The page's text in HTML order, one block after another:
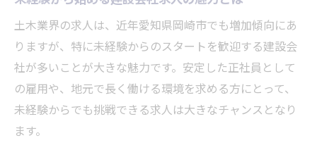
土木業界の求人は、近年愛知県岡崎市でも増加傾向にあ
りますが、特に未経験からのスタートを歓迎する建設会
社が多いことが大きな魅力です。安定した正社員として
の雇用や、地元で長く働ける環境を求める方にとって、
未経験からでも挑戦できる求人は大きなチャンスとなり
ます。